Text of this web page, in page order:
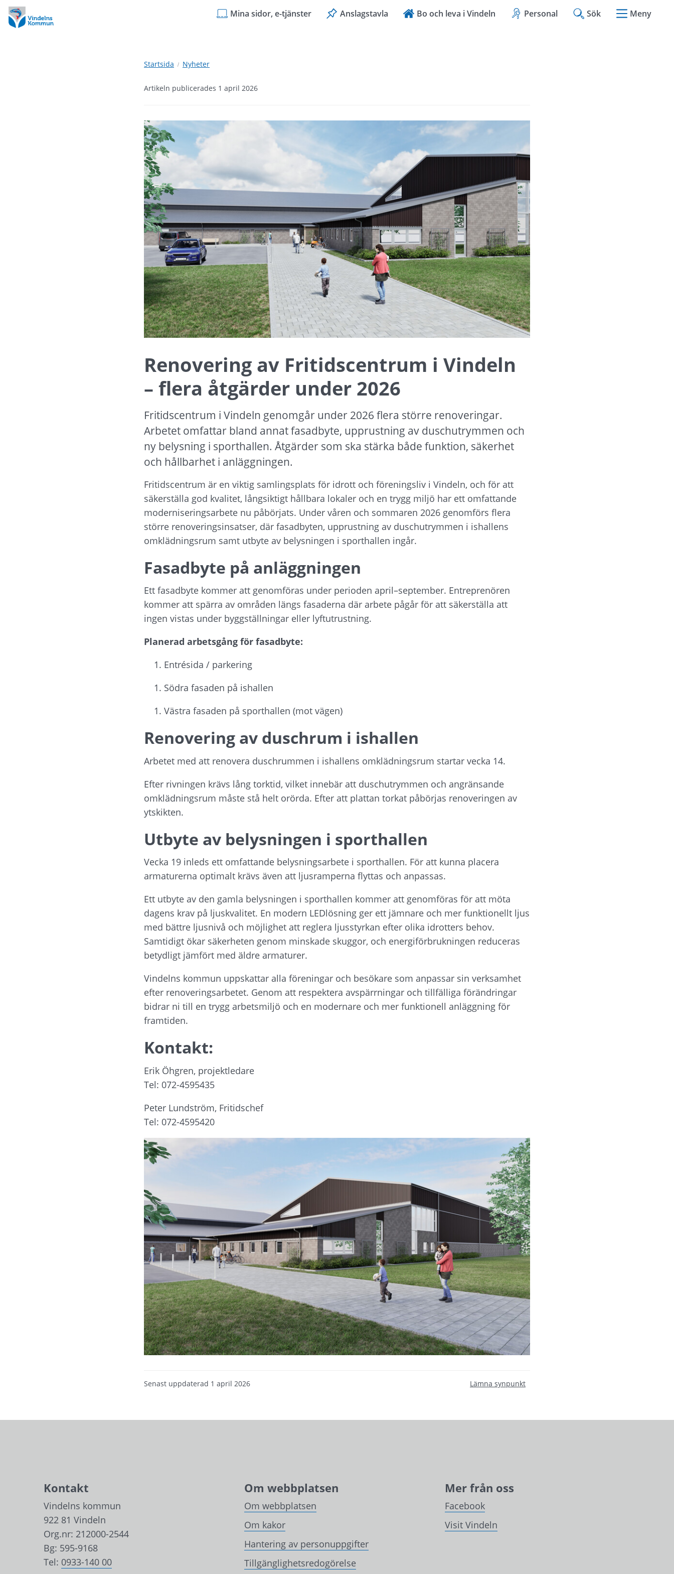
Hoppa
till
innehåll
Hoppa
till
undermeny
Mina sidor, e-tjänster Anslagstavla Bo och leva i Vindeln Personal Sök Meny
Startsida Nyheter
Artikeln publicerades 1 april 2026
Renovering av Fritidscentrum i Vindeln
– flera åtgärder under 2026
Fritidscentrum i Vindeln genomgår under 2026 flera större renoveringar.
Arbetet omfattar bland annat fasadbyte, upprustning av duschutrymmen och
ny belysning i sporthallen. Åtgärder som ska stärka både funktion, säkerhet
och hållbarhet i anläggningen.
Fritidscentrum är en viktig samlingsplats för idrott och föreningsliv i Vindeln, och för att
säkerställa god kvalitet, långsiktigt hållbara lokaler och en trygg miljö har ett omfattande
moderniseringsarbete nu påbörjats. Under våren och sommaren 2026 genomförs flera
större renoveringsinsatser, där fasadbyten, upprustning av duschutrymmen i ishallens
omklädningsrum samt utbyte av belysningen i sporthallen ingår.
Fasadbyte på anläggningen
Ett fasadbyte kommer att genomföras under perioden april–september. Entreprenören
kommer att spärra av områden längs fasaderna där arbete pågår för att säkerställa att
ingen vistas under byggställningar eller lyftutrustning.
Planerad arbetsgång för fasadbyte:
Entrésida / parkering
Södra fasaden på ishallen
Västra fasaden på sporthallen (mot vägen)
Renovering av duschrum i ishallen
Arbetet med att renovera duschrummen i ishallens omklädningsrum startar vecka 14.
Efter rivningen krävs lång torktid, vilket innebär att duschutrymmen och angränsande
omklädningsrum måste stå helt orörda. Efter att plattan torkat påbörjas renoveringen av
ytskikten.
Utbyte av belysningen i sporthallen
Vecka 19 inleds ett omfattande belysningsarbete i sporthallen. För att kunna placera
armaturerna optimalt krävs även att ljusramperna flyttas och anpassas.
Ett utbyte av den gamla belysningen i sporthallen kommer att genomföras för att möta
dagens krav på ljuskvalitet. En modern LEDlösning ger ett jämnare och mer funktionellt ljus
med bättre ljusnivå och möjlighet att reglera ljusstyrkan efter olika idrotters behov.
Samtidigt ökar säkerheten genom minskade skuggor, och energiförbrukningen reduceras
betydligt jämfört med äldre armaturer.
Vindelns kommun uppskattar alla föreningar och besökare som anpassar sin verksamhet
efter renoveringsarbetet. Genom att respektera avspärrningar och tillfälliga förändringar
bidrar ni till en trygg arbetsmiljö och en modernare och mer funktionell anläggning för
framtiden.
Kontakt:
Erik Öhgren, projektledare
Tel: 072-4595435
Peter Lundström, Fritidschef
Tel: 072-4595420
Senast uppdaterad 1 april 2026 Lämna synpunkt
Kontakt
Vindelns kommun
922 81 Vindeln
Org.nr: 212000-2544
Bg: 595-9168
Tel: 0933-140 00
Om webbplatsen
Om webbplatsen
Om kakor
Hantering av personuppgifter
Tillgänglighetsredogörelse
Mer från oss
Facebook
Visit Vindeln